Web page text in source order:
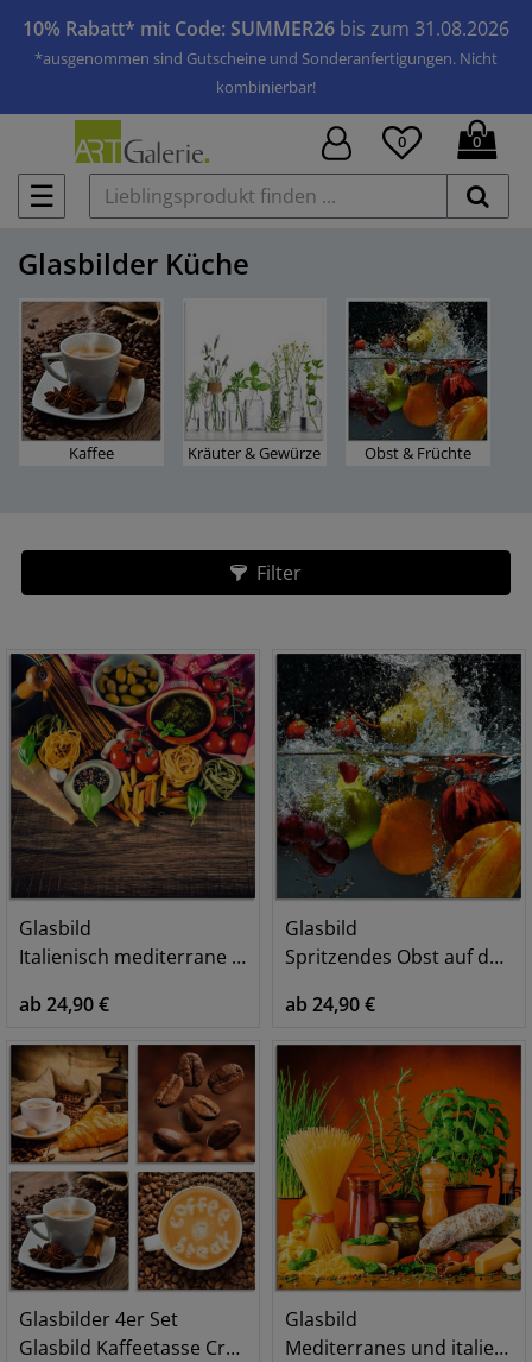
10% Rabatt* mit Code: SUMMER26 bis zum 31.08.2026
*ausgenommen sind Gutscheine und Sonderanfertigungen. Nicht
kombinierbar!
☰
0 0
Glasbilder Küche
Kaffee Kräuter & Gewürze Obst & Früchte
Filter
Glasbild
Italienisch mediterrane Lebensmittel
ab 24,90 €
Glasbild
Spritzendes Obst auf dem Wasser
ab 24,90 €
Glasbilder 4er Set
Glasbild Kaffeetasse Croissant Kaffeebohnen
Glasbild
Mediterranes und italienisches Essen